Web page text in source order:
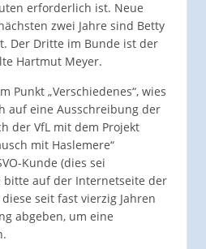
erforderlich ist. Neue
zwei Jahre sind Betty
Der Dritte im Bunde ist der
Hartmut Meyer.
Punkt „Verschiedenes“, wies
auf eine Ausschreibung der
der VfL mit dem Projekt
mit Haslemere“
Kunde (dies sei
bitte auf der Internetseite der
seit fast vierzig Jahren
abgeben, um eine